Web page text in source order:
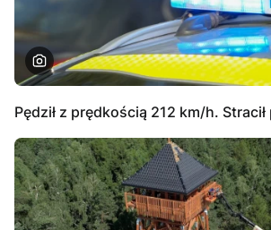
Pędził z prędkością 212 km/h.